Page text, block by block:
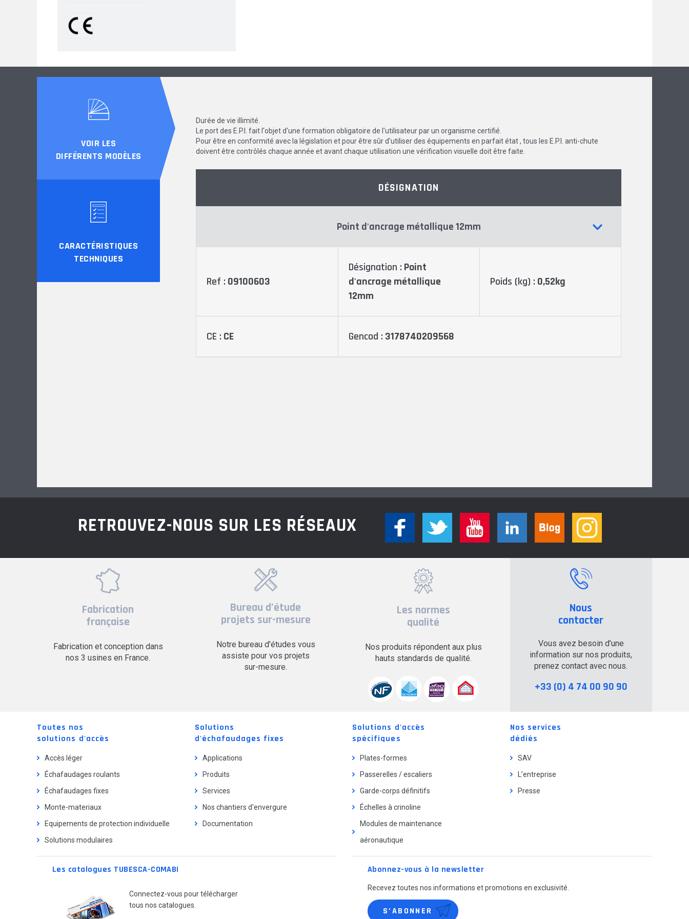
VOIR LES
DIFFÉRENTS MODÈLES
Durée de vie illimité.
Le port des E.P.I. fait l'objet d'une formation obligatoire de l'utilisateur par un organisme certifié.
Pour être en conformité avec la législation et pour être sûr d'utiliser des équipements en parfait état , tous les E.P.I. anti-chute
doivent être contrôlés chaque année et avant chaque utilisation une vérification visuelle doit être faite.
DÉSIGNATION
Point d'ancrage métallique 12mm
Ref : 09100603
Désignation : Point
d'ancrage métallique
12mm
Poids (kg) : 0,52kg
CE : CE Gencod : 3178740209568
CARACTÉRISTIQUES
TECHNIQUES
RETROUVEZ-NOUS SUR LES RÉSEAUX
Fabrication
française
Fabrication et conception dans
nos 3 usines en France.
Bureau d’étude
projets sur-mesure
Notre bureau d'études vous
assiste pour vos projets
sur-mesure.
Les normes
qualité
Nos produits répondent aux plus
hauts standards de qualité.
Nous
contacter
Vous avez besoin d’une
information sur nos produits,
prenez contact avec nous.
+33 (0) 4 74 00 90 90
Toutes nos
solutions d'accès
Accès léger
Échafaudages roulants
Échafaudages fixes
Monte-materiaux
Equipements de protection individuelle
Solutions modulaires
Solutions
d'échafaudages fixes
Applications
Produits
Services
Nos chantiers d'envergure
Documentation
Solutions d'accès
spécifiques
Plates-formes
Passerelles / escaliers
Garde-corps définitifs
Échelles à crinoline
Modules de maintenance
aéronautique
Nos services
dédiés
SAV
L’entreprise
Presse
Les catalogues TUBESCA-COMABI
Connectez-vous pour télécharger
tous nos catalogues.
Abonnez-vous à la newsletter
Recevez toutes nos informations et promotions en exclusivité.
S’ABONNER